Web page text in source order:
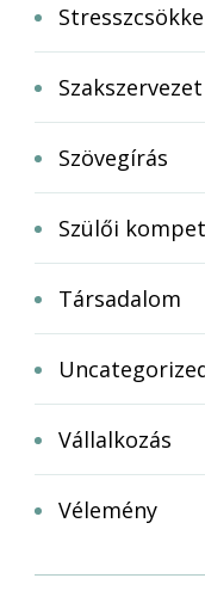
Szakszervezet
Szövegírás
Szülői
Társadalom
Vállalkozás
Vélemény